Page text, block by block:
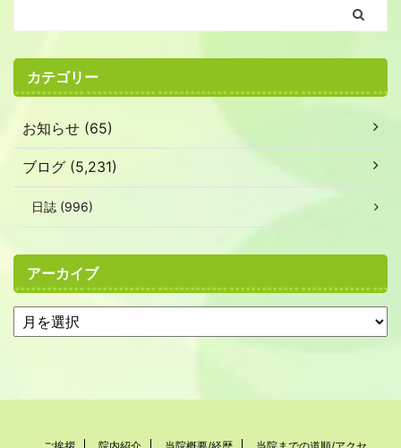
カテゴリー
お知らせ (65)
ブログ (5,231)
日誌 (996)
アーカイブ